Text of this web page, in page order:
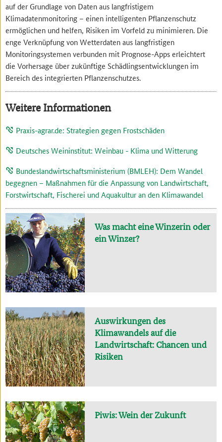
auf der Grundlage von Daten aus langfristigem
Klimadatenmonitoring – einen intelligenten Pflanzenschutz
ermöglichen und helfen, Risiken im Vorfeld zu minimieren. Die
enge Verknüpfung von Wetterdaten aus langfristigen
Monitoringsystemen verbunden mit Prognose-Apps erleichtert
die Vorhersage über zukünftige Schädlingsentwicklungen im
Bereich des integrierten Pflanzenschutzes.
Weitere Informationen
Praxis-agrar.de: Strategien gegen Frostschäden
Deutsches Weininstitut: Weinbau - Klima und Witterung
Bundeslandwirtschaftsministerium (BMLEH): Dem Wandel
begegnen – Maßnahmen für die Anpassung von Landwirtschaft,
Forstwirtschaft, Fischerei und Aquakultur an den Klimawandel
Was macht eine Winzerin oder
ein Winzer?
Auswirkungen des
Klimawandels auf die
Landwirtschaft: Chancen und
Risiken
Piwis: Wein der Zukunft